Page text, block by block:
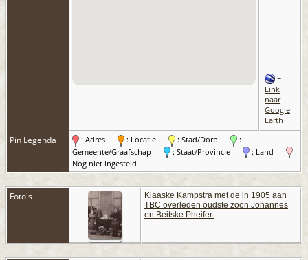
=
Link
naar
Google
Earth
Pin Legenda : Adres : Locatie : Stad/Dorp
:
Gemeente/Graafschap
: Staat/Provincie : Land
:
Nog niet ingesteld
Foto's
Klaaske Kampstra met de in 1905 aan
TBC overleden oudste zoon Johannes
en Beitske Pheifer.